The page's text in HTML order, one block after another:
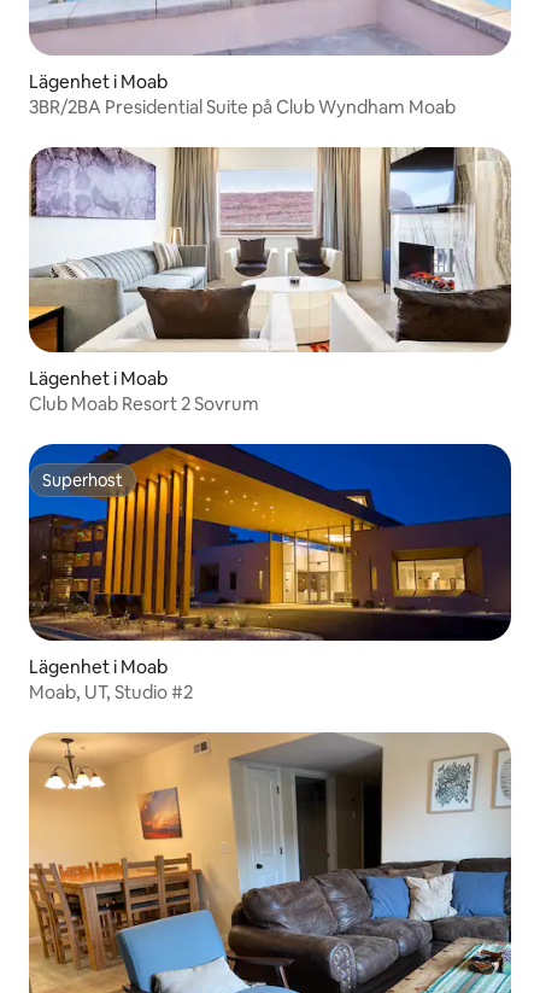
Lägenhet i Moab
3BR/2BA Presidential Suite på Club Wyndham Moab
Lägenhet i Moab
Club Moab Resort 2 Sovrum
Superhost
Superhost
Lägenhet i Moab
Moab, UT, Studio #2